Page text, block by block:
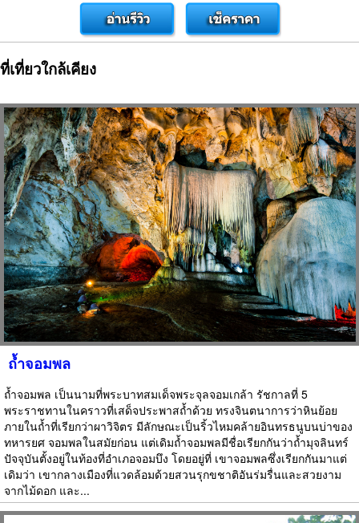
ที่เที่ยวใกล้เคียง
ถ้ำจอมพล
ถ้ำจอมพล เป็นนามที่พระบาทสมเด็จพระจุลจอมเกล้า รัชกาลที่ 5
พระราชทานในคราวที่เสด็จประพาสถ้ำด้วย ทรงจินตนาการว่าหินย้อย
ภายในถ้ำที่เรียกว่าผาวิจิตร มีลักษณะเป็นริ้วไหมคล้ายอินทรธนูบนบ่าของ
ทหารยศ จอมพลในสมัยก่อน แต่เดิมถ้ำจอมพลมีชื่อเรียกกันว่าถ้ำมุจลินทร์
ปัจจุบันตั้งอยู่ในท้องที่อำเภอจอมบึง โดยอยู่ที่ เขาจอมพลซึ่งเรียกกันมาแต่
เดิมว่า เขากลางเมืองที่แวดล้อมด้วยสวนรุกขชาติอันร่มรื่นและสวยงาม
จากไม้ดอก และ...